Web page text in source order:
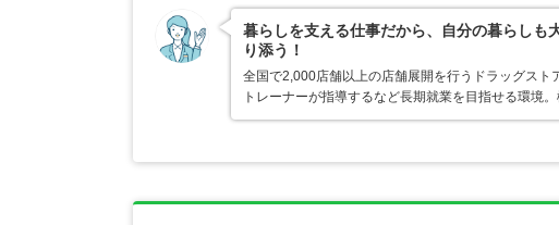
暮らしを支える仕事だから、自分の暮らしも
り添う！
全国で2,000店舗以上の店舗展開を行うドラッグスト
トレーナーが指導するなど長期就業を目指せる環境